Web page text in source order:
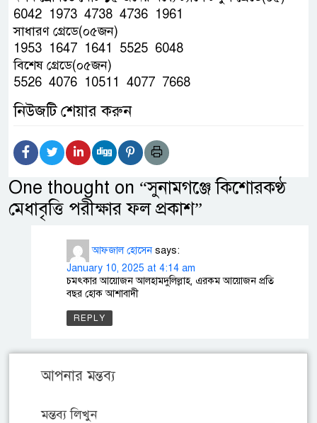
6042 1973 4738 4736 1961
সাধারণ গ্রেডে(০৫জন)
1953 1647 1641 5525 6048
বিশেষ গ্রেডে(০৫জন)
5526 4076 10511 4077 7668
নিউজটি শেয়ার করুন
One thought on “সুনামগঞ্জে কিশোরকণ্ঠ
মেধাবৃত্তি পরীক্ষার ফল প্রকাশ”
আফজাল হোসেন says:
January 10, 2025 at 4:14 am
চমৎকার আয়োজন আলহামদুলিল্লাহ, এরকম আয়োজন প্রতি
বছর হোক আশাবাদী
REPLY
আপনার মন্তব্য
মন্তব্য লিখুন